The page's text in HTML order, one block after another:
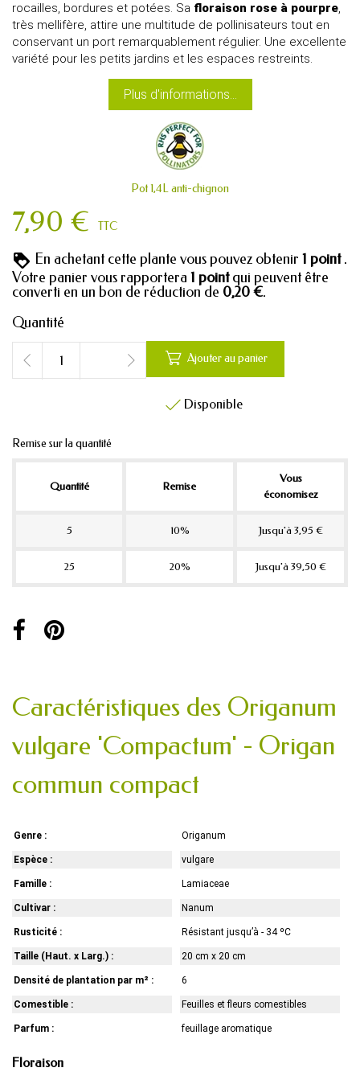
rocailles, bordures et potées. Sa floraison rose à pourpre,
très mellifère, attire une multitude de pollinisateurs tout en
conservant un port remarquablement régulier. Une excellente
variété pour les petits jardins et les espaces restreints.
Plus d'informations...
Pot 1,4L anti-chignon
7,90 € TTC
En achetant cette plante vous pouvez obtenir 1 point .
Votre panier vous rapportera 1 pointqui peuvent être
converti en un bon de réduction de 0,20 €.
Quantité
 Ajouter au panier
 Disponible
Remise sur la quantité
Quantité Remise
Vous
économisez
5 10% Jusqu'à 3,95 €
25 20% Jusqu'à 39,50 €
Caractéristiques des Origanum
vulgare 'Compactum' - Origan
commun compact
Genre : Origanum
Espèce : vulgare
Famille : Lamiaceae
Cultivar : Nanum
Rusticité : Résistant jusqu’à - 34 ºC
Taille (Haut. x Larg.) : 20 cm x 20 cm
Densité de plantation par m² : 6
Comestible : Feuilles et fleurs comestibles
Parfum : feuillage aromatique
Floraison